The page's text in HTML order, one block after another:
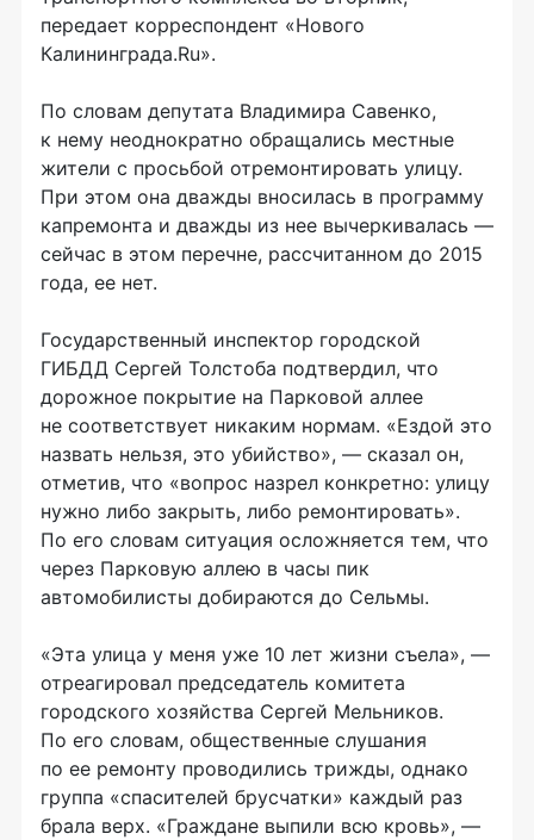
передает корреспондент «Нового
Калининграда.Ru».
По словам депутата Владимира Савенко,
к нему неоднократно обращались местные
жители с просьбой отремонтировать улицу.
При этом она дважды вносилась в программу
капремонта и дважды из нее вычеркивалась —
сейчас в этом перечне, рассчитанном до 2015
года, ее нет.
Государственный инспектор городской
ГИБДД Сергей Толстоба подтвердил, что
дорожное покрытие на Парковой аллее
не соответствует никаким нормам. «Ездой это
назвать нельзя, это убийство», — сказал он,
отметив, что «вопрос назрел конкретно: улицу
нужно либо закрыть, либо ремонтировать».
По его словам ситуация осложняется тем, что
через Парковую аллею в часы пик
автомобилисты добираются до Сельмы.
«Эта улица у меня уже 10 лет жизни съела», —
отреагировал председатель комитета
городского хозяйства Сергей Мельников.
По его словам, общественные слушания
по ее ремонту проводились трижды, однако
группа «спасителей брусчатки» каждый раз
брала верх. «Граждане выпили всю кровь», —